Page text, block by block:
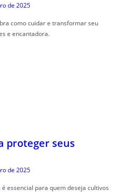
de 2025
como cuidar e transformar seu
e encantadora.
proteger seus
de 2025
essencial para quem deseja cultivos